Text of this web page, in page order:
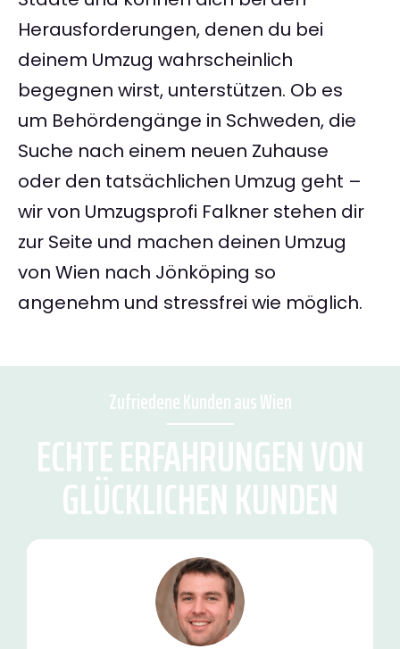
Herausforderungen, denen du bei
deinem Umzug wahrscheinlich
begegnen wirst, unterstützen. Ob es
um Behördengänge in Schweden, die
Suche nach einem neuen Zuhause
oder den tatsächlichen Umzug geht –
wir von Umzugsprofi Falkner stehen dir
zur Seite und machen deinen Umzug
von Wien nach Jönköping so
angenehm und stressfrei wie möglich.
Zufriedene Kunden aus Wien
ECHTE ERFAHRUNGEN VON
GLÜCKLICHEN KUNDEN